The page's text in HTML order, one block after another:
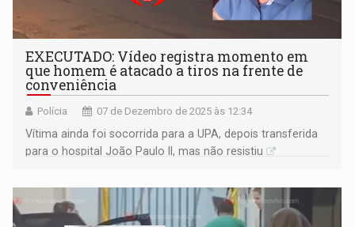
EXECUTADO: Vídeo registra momento em
que homem é atacado a tiros na frente de
conveniência
Polícia 07 de Dezembro de 2025 às 12:34
Vítima ainda foi socorrida para a UPA, depois transferida
para o hospital João Paulo II, mas não resistiu